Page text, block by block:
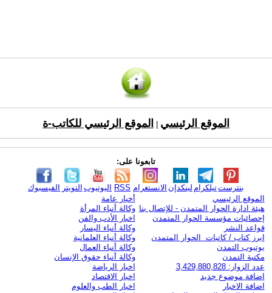
الموقع الرئيسي الموقع الرئيسي للكاتب-ة
تابعونا على:
الفيسبوك التويتر اليوتيوب RSS الانستغرام لينكدإن تيلكرامبنترست
الموقع الرئيسي
هيئة ادارة الحوار المتمدن - للإتصال بنا
إحصائيات مؤسسة الحوار المتمدن
قواعد النشر
ابرز كتاب / كاتبات الحوار المتمدن
يوتيوب التمدن
مكتبة التمدن
عدد الزوار: 3,429,880,828
اضافة موضوع جديد
اضافة الاخبار
أخبار عامة
وكالة أنباء المرأة
اخبار الأدب والفن
وكالة أنباء اليسار
وكالة أنباء العلمانية
وكالة أنباء العمال
وكالة أنباء حقوق الإنسان
اخبار الرياضة
اخبار الاقتصاد
اخبار الطب والعلوم